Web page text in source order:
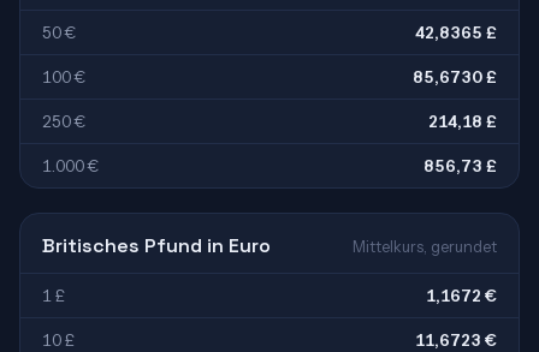
50 € 42,8365 £
100 € 85,6730 £
250 € 214,18 £
1.000 € 856,73 £
Britisches Pfund in Euro Mittelkurs, gerundet
1 £ 1,1672 €
10 £ 11,6723 €